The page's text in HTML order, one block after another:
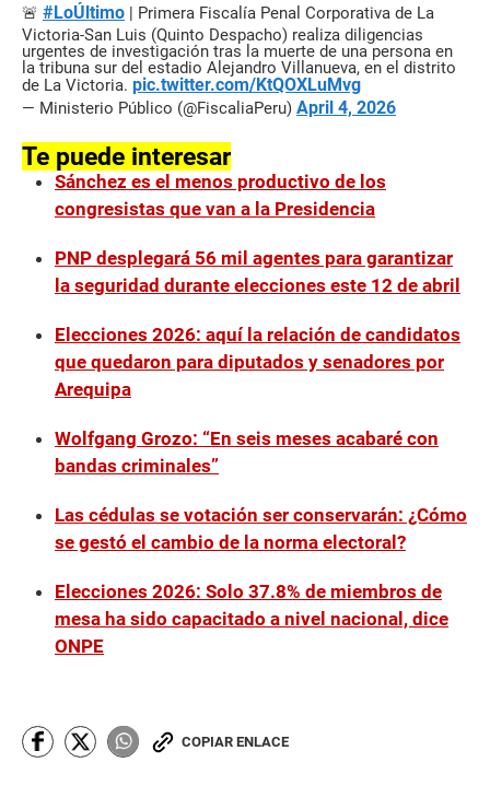
🚨 #LoÚltimo | Primera Fiscalía Penal Corporativa de La
Victoria-San Luis (Quinto Despacho) realiza diligencias
urgentes de investigación tras la muerte de una persona en
la tribuna sur del estadio Alejandro Villanueva, en el distrito
de La Victoria. pic.twitter.com/KtQOXLuMvg
— Ministerio Público (@FiscaliaPeru) April 4, 2026
Te puede interesar
Sánchez es el menos productivo de los
congresistas que van a la Presidencia
PNP desplegará 56 mil agentes para garantizar
la seguridad durante elecciones este 12 de abril
Elecciones 2026: aquí la relación de candidatos
que quedaron para diputados y senadores por
Arequipa
Wolfgang Grozo: “En seis meses acabaré con
bandas criminales”
Las cédulas se votación ser conservarán: ¿Cómo
se gestó el cambio de la norma electoral?
Elecciones 2026: Solo 37.8% de miembros de
mesa ha sido capacitado a nivel nacional, dice
ONPE
COPIAR ENLACE